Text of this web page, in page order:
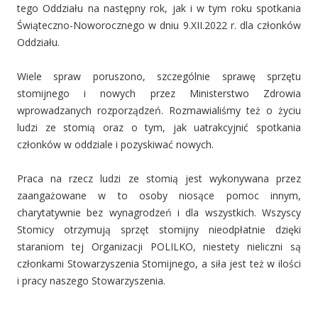
tego Oddziału na następny rok, jak i w tym roku spotkania
Świąteczno-Noworocznego w dniu 9.XII.2022 r. dla członków
Oddziału.
Wiele spraw poruszono, szczególnie sprawę sprzętu
stomijnego i nowych przez Ministerstwo Zdrowia
wprowadzanych rozporządzeń. Rozmawialiśmy też o życiu
ludzi ze stomią oraz o tym, jak uatrakcyjnić spotkania
członków w oddziale i pozyskiwać nowych.
Praca na rzecz ludzi ze stomią jest wykonywana przez
zaangażowane w to osoby niosące pomoc innym,
charytatywnie bez wynagrodzeń i dla wszystkich. Wszyscy
Stomicy otrzymują sprzęt stomijny nieodpłatnie dzięki
staraniom tej Organizacji POLILKO, niestety nieliczni są
członkami Stowarzyszenia Stomijnego, a siła jest też w ilości
i pracy naszego Stowarzyszenia.